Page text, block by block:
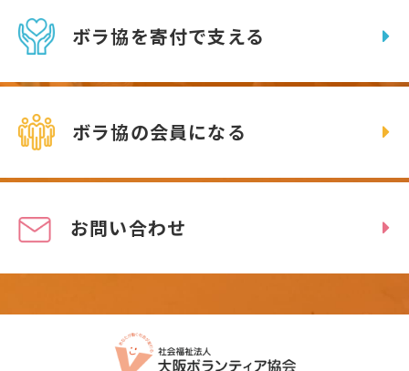
ボラ協を寄付で支える
ボラ協の会員になる
お問い合わせ